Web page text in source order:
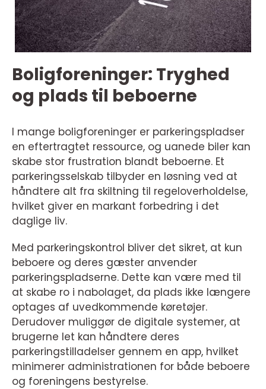
Boligforeninger: Tryghed
og plads til beboerne
I mange boligforeninger er parkeringspladser
en eftertragtet ressource, og uanede biler kan
skabe stor frustration blandt beboerne. Et
parkeringsselskab tilbyder en løsning ved at
håndtere alt fra skiltning til regeloverholdelse,
hvilket giver en markant forbedring i det
daglige liv.
Med parkeringskontrol bliver det sikret, at kun
beboere og deres gæster anvender
parkeringspladserne. Dette kan være med til
at skabe ro i nabolaget, da plads ikke længere
optages af uvedkommende køretøjer.
Derudover muliggør de digitale systemer, at
brugerne let kan håndtere deres
parkeringstilladelser gennem en app, hvilket
minimerer administrationen for både beboere
og foreningens bestyrelse.